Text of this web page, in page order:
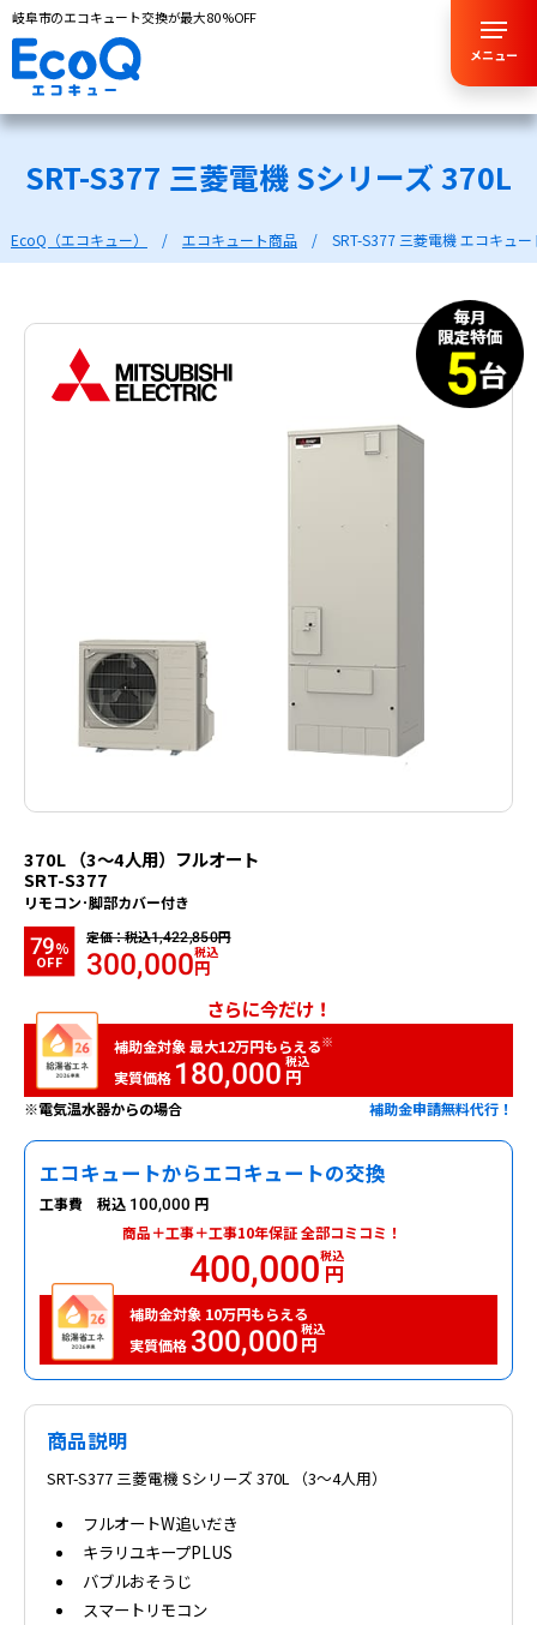
岐阜市のエコキュート交換が最大80%OFF
メニュー
SRT-S377 三菱電機 Sシリーズ 370L
EcoQ（エコキュー） エコキュート商品 SRT-S377 三菱電機 エコキュー
370L （3～4人用）フルオート
SRT-S377
リモコン･脚部カバー付き
79%
OFF
定価：税込1,422,850円
300,000税込
円
さらに今だけ！
補助金対象 最大12万円もらえる※
実質価格 180,000 税込
円
※電気温水器からの場合 補助金申請無料代行！
エコキュートからエコキュートの交換
工事費 税込 100,000 円
商品＋工事＋工事10年保証全部コミコミ！
400,000税込
円
補助金対象 10万円もらえる
実質価格 300,000 税込
円
商品説明
SRT-S377 三菱電機 Sシリーズ 370L （3～4人用）
フルオートW追いだき
キラリユキープPLUS
バブルおそうじ
スマートリモコン